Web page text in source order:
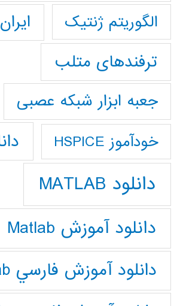
الگوریتم ژنتیک
ترفندهای متلب
جعبه ابزار شبکه عصبی
خودآموز HSPICE
دانلود MATLAB
دانلود آموزش Matlab
دانلود آموزش فارسي Matlab